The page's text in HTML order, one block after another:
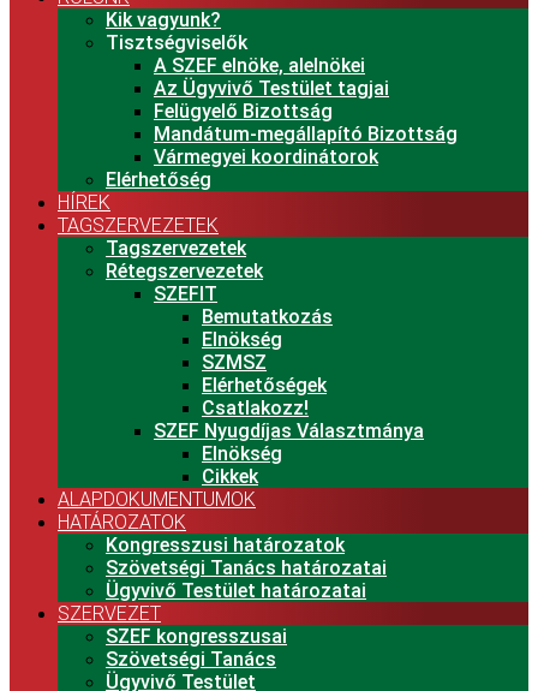
Kik vagyunk?
Tisztségviselők
A SZEF elnöke, alelnökei
Az Ügyvivő Testület tagjai
Felügyelő Bizottság
Mandátum-megállapító Bizottság
Vármegyei koordinátorok
Elérhetőség
HÍREK
TAGSZERVEZETEK
Tagszervezetek
Rétegszervezetek
SZEFIT
Bemutatkozás
Elnökség
SZMSZ
Elérhetőségek
Csatlakozz!
SZEF Nyugdíjas Választmánya
Elnökség
Cikkek
ALAPDOKUMENTUMOK
HATÁROZATOK
Kongresszusi határozatok
Szövetségi Tanács határozatai
Ügyvivő Testület határozatai
SZERVEZET
SZEF kongresszusai
Szövetségi Tanács
Ügyvivő Testület